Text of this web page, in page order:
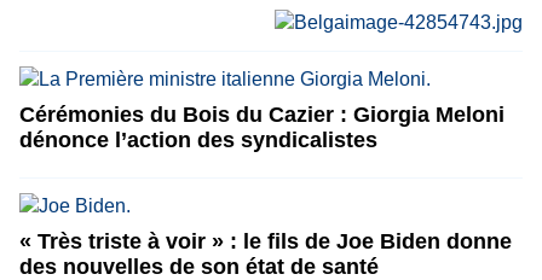
Cérémonies du Bois du Cazier : Giorgia Meloni
dénonce l’action des syndicalistes
« Très triste à voir » : le fils de Joe Biden donne
des nouvelles de son état de santé